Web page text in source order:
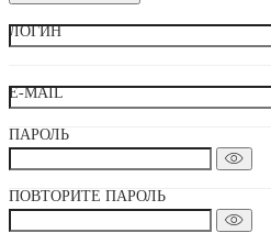
ЛОГИН
E-MAIL
ПАРОЛЬ
ПОВТОРИТЕ ПАРОЛЬ